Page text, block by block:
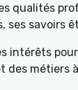
qualités
ses savoirs
intérêts
des métiers